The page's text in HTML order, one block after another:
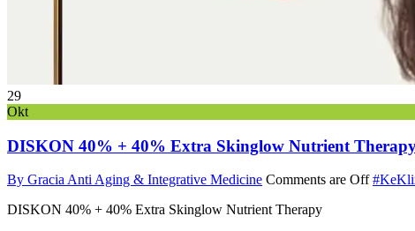
29
Okt
DISKON 40% + 40% Extra Skinglow Nutrient
By Gracia Anti Aging & Integrative Medicine Comments are Off
DISKON 40% + 40% Extra Skinglow Nutrient Therapy